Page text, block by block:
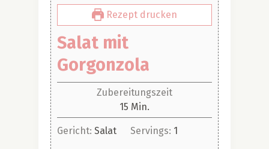
Rezept drucken
Salat mit
Gorgonzola
Zubereitungszeit
15 Minuten
Min.
Gericht: Salat Servings: 1